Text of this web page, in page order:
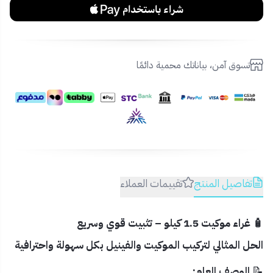
تسوق آمن، بياناتك محمية دائمًا
تفاصيل المنتج تقييمات العملاء
🧴 غراء موكيت 1.5 كيلو – تثبيت قوي وسريع
الحل المثالي لتركيب الموكيت والفينيل بكل سهولة واحترافية